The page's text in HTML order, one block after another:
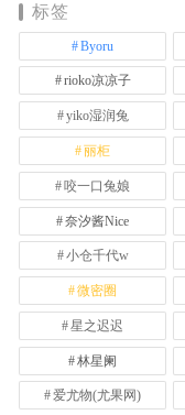
标签
Byoru
rioko凉凉子
yiko湿润兔
丽柜
咬一口兔娘
奈汐酱Nice
小仓千代w
微密圈
星之迟迟
林星阑
爱尤物(尤果网)